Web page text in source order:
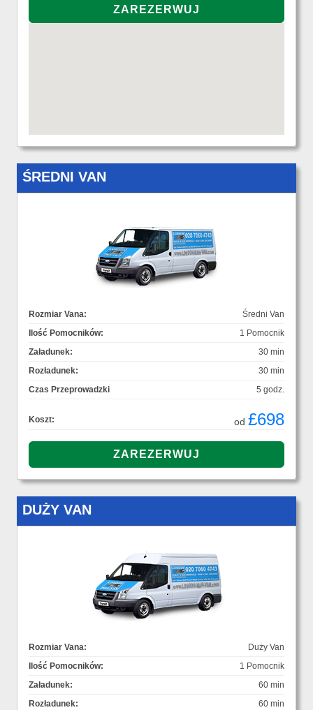
ŚREDNI VAN
Rozmiar Vana:
Średni Van
Ilość Pomocników:
1 Pomocnik
Załadunek:
30 min
Rozładunek:
30 min
Czas Przeprowadzki
5 godz.
Koszt: od £698
DUŻY VAN
Rozmiar Vana:
Duży Van
Ilość Pomocników:
1 Pomocnik
Załadunek:
60 min
Rozładunek:
60 min